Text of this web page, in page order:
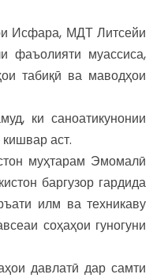
Исфара, МДТ Литсейи
фаъолияти муассиса,
табиқӣ ва маводҳои
ки саноатикунонии
аст.
муҳтарам Эмомалӣ
баргузор гардида
илм ва техникаву
соҳаҳои гуногуни
давлатӣ дар самти